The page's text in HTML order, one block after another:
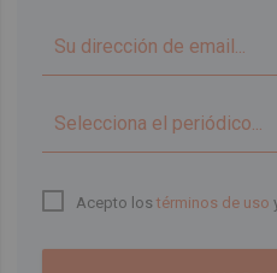
Acepto lostérminos de uso